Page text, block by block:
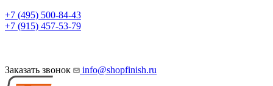
+7 (495) 500-84-43
+7 (915) 457-53-79
Заказать звонок info@shopfinish.ru